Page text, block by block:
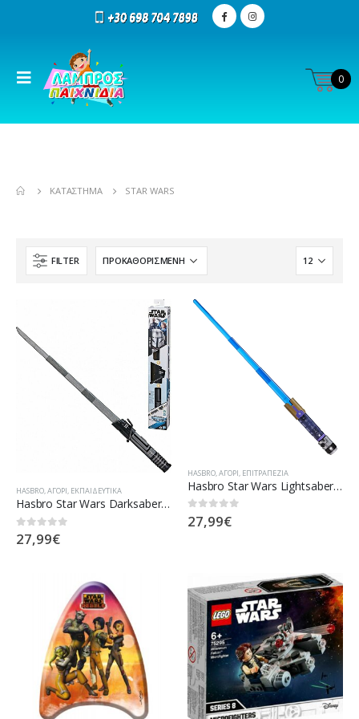
0
ΚΑΤΆΣΤΗΜΑ STAR WARS
FILTER
HASBRO,ΑΓΌΡΙ, ΕΚΠΑΙΔΕΥΤΙΚΆ
Hasbro Star Wars Darksaber Mandalorian Φωτόσπαθο
0out of 5
27,99€
HASBRO ΑΓΌΡΙ ΕΠΙΤΡΑΠΕΖΊΑ
Hasbro Star Wars Lightsaber Forge Kyber Core Jedi Master Sol F1135 / F9504
0out of 5
27,99€